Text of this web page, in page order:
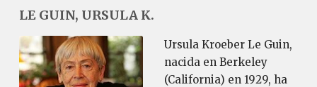
LE GUIN, URSULA K.
Ursula Kroeber Le Guin,
nacida en Berkeley
(California) en 1929, ha